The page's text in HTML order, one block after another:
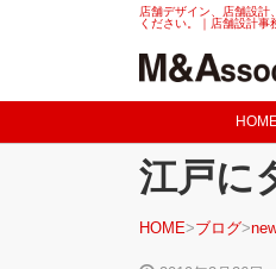
店舗デザイン、店舗設計
ください。｜店舗設計事
江戸に
HOME ブログ